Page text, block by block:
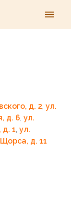
д. 2, ул.
д. 6, ул.
д. 1, ул.
д. 11